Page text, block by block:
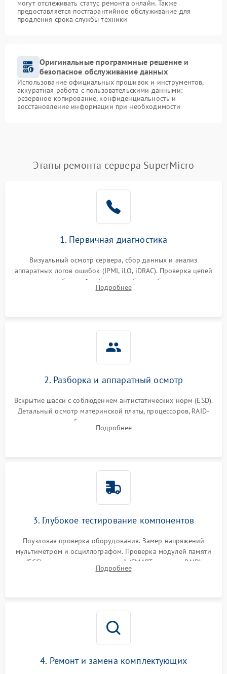
могут отслеживать статус ремонта онлайн. Также
предоставляется постгарантийное обслуживание для
продления срока службы техники
Оригинальные программные решение и
безопасное обслуживание данных
Использование официальных прошивок и инструментов,
аккуратная работа с пользовательскими данными:
резервное копирование, конфиденциальность и
восстановление информации при необходимости
Этапы ремонта сервера SuperMicro
1. Первичная диагностика
Визуальный осмотр сервера, сбор данных и анализ
аппаратных логов ошибок (IPMI, iLO, iDRAC). Проверка цепей
питания и базовой работоспособности без вскрытия
корпуса для быстрой локализации сбоя.
Подробнее
2. Разборка и аппаратный осмотр
Вскрытие шасси с соблюдением антистатических норм (ESD).
Детальный осмотр материнской платы, процессоров, RAID-
контроллеров и блоков питания на наличие термических
повреждений, прогаров или окислений.
Подробнее
3. Глубокое тестирование компонентов
Поузловая проверка оборудования. Замер напряжений
мультиметром и осциллографом. Проверка модулей памяти
(ECC) и состояния накопителей (SMART, массивы RAID)
специализированными диагностическими утилитами.
Подробнее
4. Ремонт и замена комплектующих